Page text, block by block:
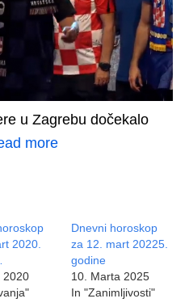
u Zagrebu dočekalo
more
2020.
2020
Dnevni horoskop
za 12. mart 20225.
godine
10. Marta 2025
In "Zanimljivosti"